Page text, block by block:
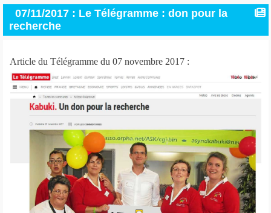
07/11/2017 : Le Télégramme : don pour la
recherche
Article du Télégramme du 07 novembre 2017 :